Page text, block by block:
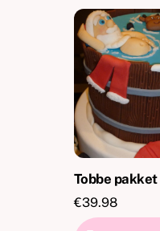
Tobbe pakket
€39.98